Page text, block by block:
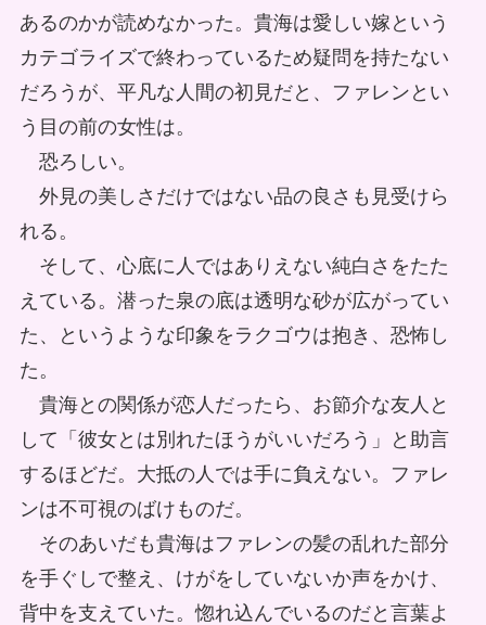
あるのかが読めなかった。貴海は愛しい嫁という
カテゴライズで終わっているため疑問を持たない
だろうが、平凡な人間の初見だと、ファレンとい
う目の前の女性は。
恐ろしい。
外見の美しさだけではない品の良さも見受けら
れる。
そして、心底に人ではありえない純白さをたた
えている。潜った泉の底は透明な砂が広がってい
た、というような印象をラクゴウは抱き、恐怖し
た。
貴海との関係が恋人だったら、お節介な友人と
して「彼女とは別れたほうがいいだろう」と助言
するほどだ。大抵の人では手に負えない。ファレ
ンは不可視のばけものだ。
そのあいだも貴海はファレンの髪の乱れた部分
を手ぐしで整え、けがをしていないか声をかけ、
背中を支えていた。惚れ込んでいるのだと言葉よ